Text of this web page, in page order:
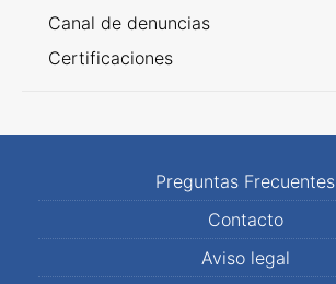
Canal de denuncias
Certificaciones
Preguntas Frecuentes
Contacto
Aviso legal